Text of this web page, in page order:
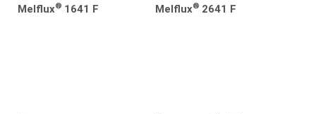
Melflux® 1641 F Melflux® 2641 F